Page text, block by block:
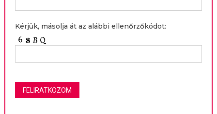
Kérjük, másolja át az alábbi ellenőrzőkódot: